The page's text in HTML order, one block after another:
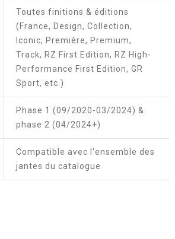
Toutes finitions & éditions
(France, Design, Collection,
Iconic, Première, Premium,
Track, RZ First Edition, RZ High-
Performance First Edition, GR
Sport, etc.)
Phase 1 (09/2020-03/2024) &
phase 2 (04/2024+)
Compatible avec l'ensemble des
jantes du catalogue